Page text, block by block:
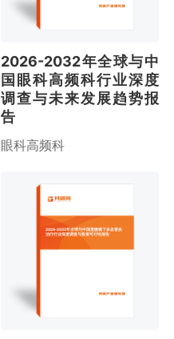
2026-2032年全球与中
国眼科高频科行业深度
调查与未来发展趋势报
告
眼科高频科
2026-2032年全球与中国显微镜下多血管炎
治疗行业深度调查与投资可行性报告